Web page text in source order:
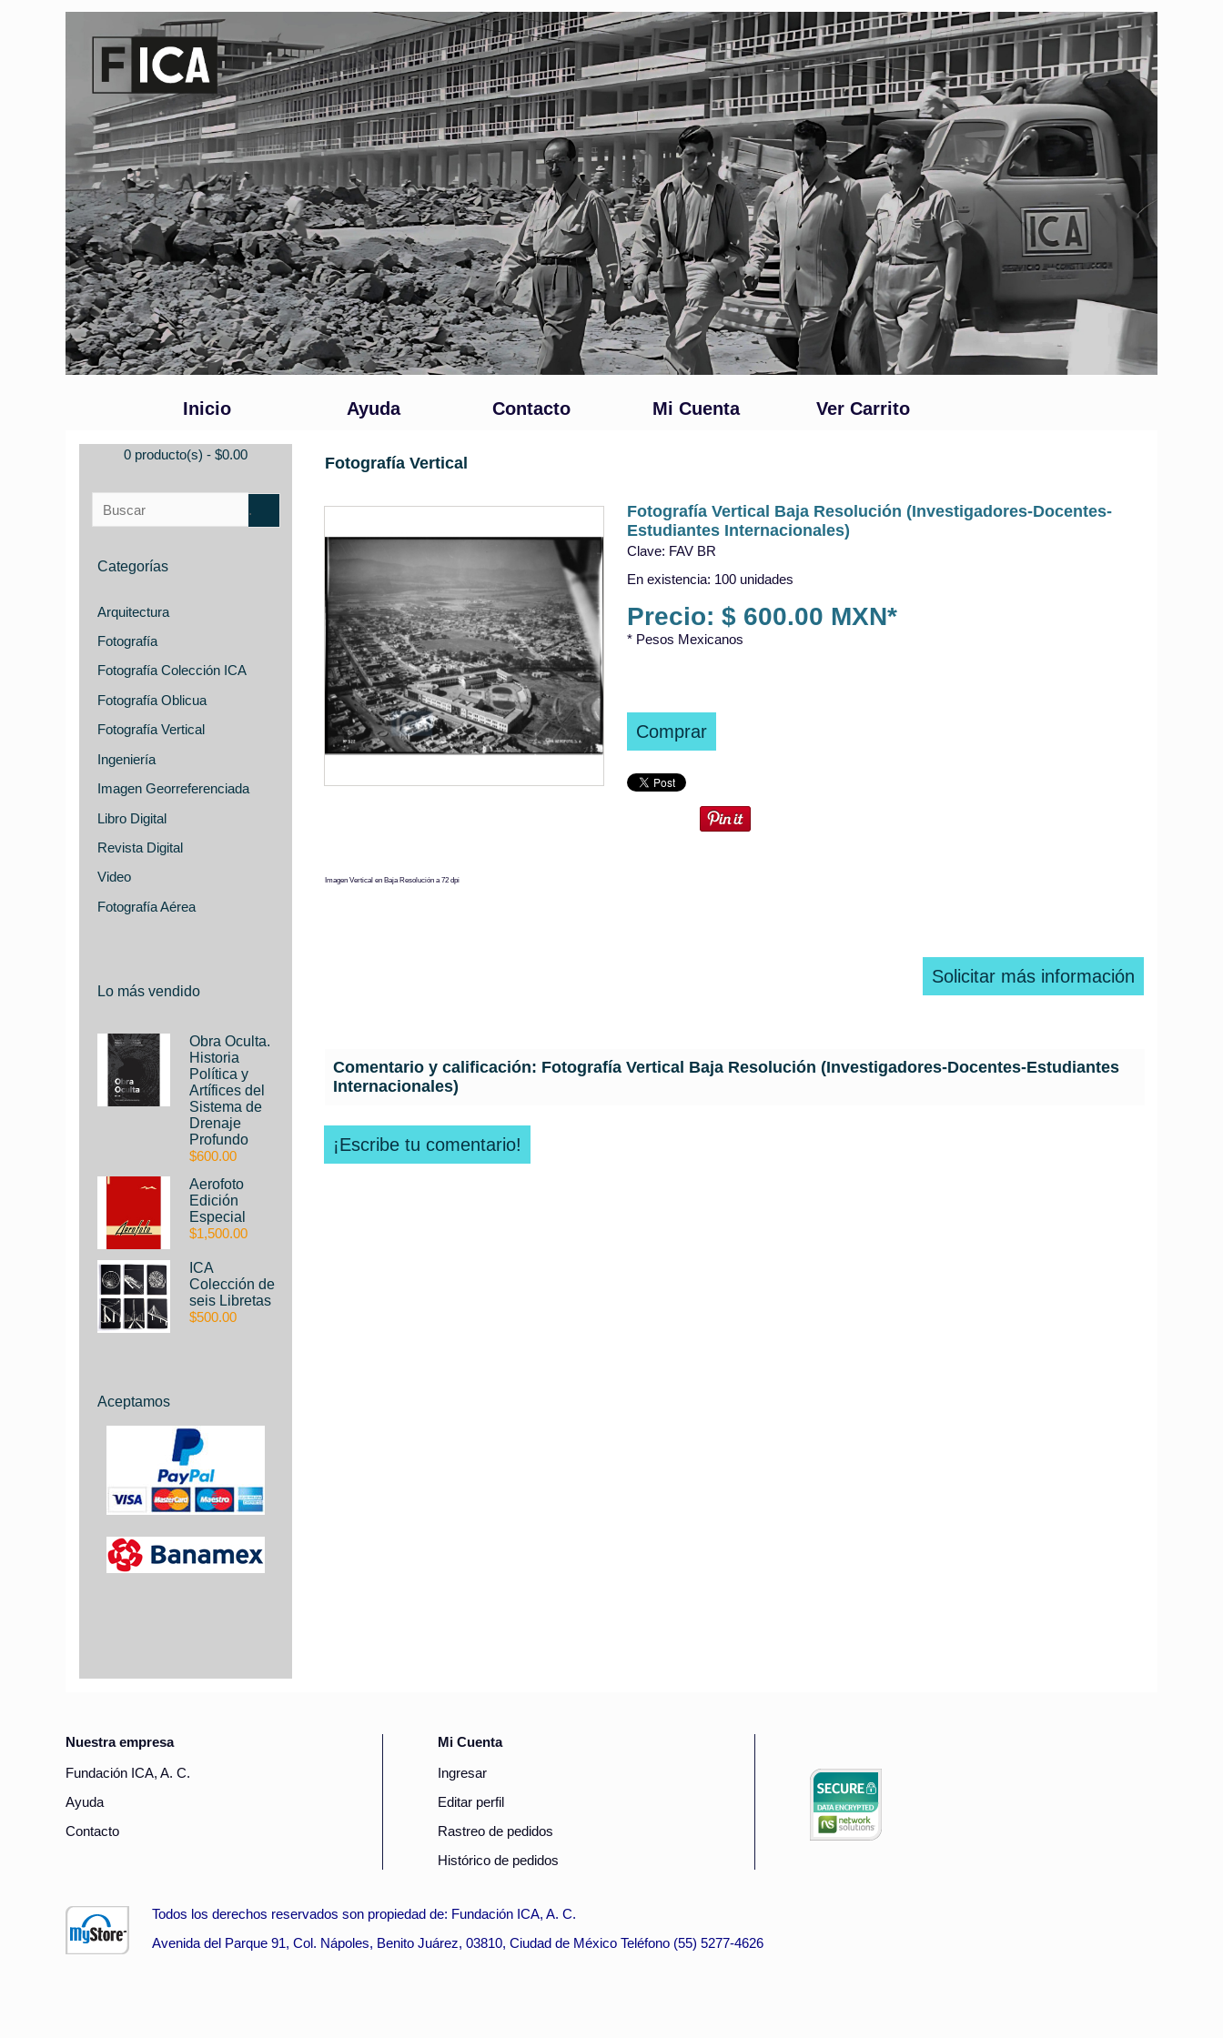
Inicio Ayuda Contacto Mi Cuenta Ver Carrito
0 producto(s) - $0.00
Categorías
Arquitectura
Fotografía
Fotografía Colección ICA
Fotografía Oblicua
Fotografía Vertical
Ingeniería
Imagen Georreferenciada
Libro Digital
Revista Digital
Video
Fotografía Aérea
Lo más vendido
Obra Oculta.
Historia
Política y
Artífices del
Sistema de
Drenaje
Profundo
$600.00
Aerofoto
Edición
Especial
$1,500.00
ICA
Colección de
seis Libretas
$500.00
Aceptamos
Fotografía Vertical
Fotografía Vertical Baja Resolución (Investigadores-Docentes-
Estudiantes Internacionales)
Clave: FAV BR
En existencia: 100 unidades
Precio: $ 600.00 MXN*
* Pesos Mexicanos
Comprar
Imagen Vertical en Baja Resolución a 72 dpi
Solicitar más información
Comentario y calificación: Fotografía Vertical Baja Resolución (Investigadores-Docentes-Estudiantes
Internacionales)
¡Escribe tu comentario!
Nuestra empresa
Fundación ICA, A. C.
Ayuda
Contacto
Mi Cuenta
Ingresar
Editar perfil
Rastreo de pedidos
Histórico de pedidos
Todos los derechos reservados son propiedad de: Fundación ICA, A. C.
Avenida del Parque 91, Col. Nápoles, Benito Juárez, 03810, Ciudad de México Teléfono (55) 5277-4626